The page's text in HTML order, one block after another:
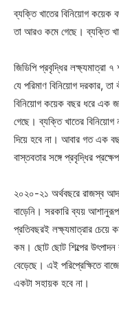
ব্যক্তি খাতের বিনিয়োগ
তা আরও কমে গেছে। ব্যক্তি
জিডিপি প্রবৃদ্ধির লক্ষ্যমাত্রা
যে পরিমাণ বিনিয়োগ দরকার,
বিনিয়োগ কয়েক বছর ধরে এক
গেছে। ব্যক্তি খাতের বিনিয়োগ
দিয়ে হবে না। আবার গত এক
বাস্তবতার সঙ্গে প্রবৃদ্ধির
২০২০-২১ অর্থবছরে রাজস্ব
বাড়েনি। সরকারি ব্যয়
প্রতিবছরই লক্ষ্যমাত্রার
কম। ছোট ছোট শিল্পের
বেড়েছে। এই পরিপ্রেক্ষিতে
একটা সহায়ক হবে না।